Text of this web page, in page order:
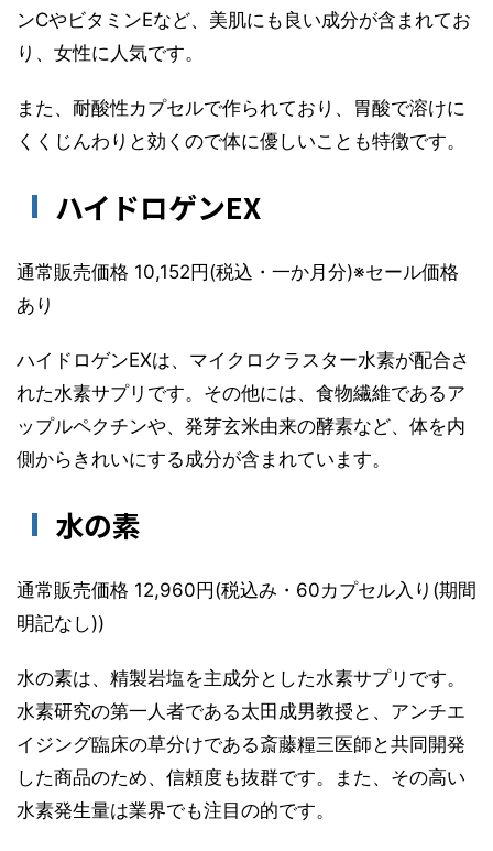
ンCやビタミンEなど、美肌にも良い成分が含まれてお
り、女性に人気です。
また、耐酸性カプセルで作られており、胃酸で溶けに
くくじんわりと効くので体に優しいことも特徴です。
ハイドロゲンEX
通常販売価格 10,152円(税込・一か月分)※セール価格
あり
ハイドロゲンEXは、マイクロクラスター水素が配合さ
れた水素サプリです。その他には、食物繊維であるア
ップルペクチンや、発芽玄米由来の酵素など、体を内
側からきれいにする成分が含まれています。
水の素
通常販売価格 12,960円(税込み・60カプセル入り(期間
明記なし))
水の素は、精製岩塩を主成分とした水素サプリです。
水素研究の第一人者である太田成男教授と、アンチエ
イジング臨床の草分けである斎藤糧三医師と共同開発
した商品のため、信頼度も抜群です。また、その高い
水素発生量は業界でも注目の的です。